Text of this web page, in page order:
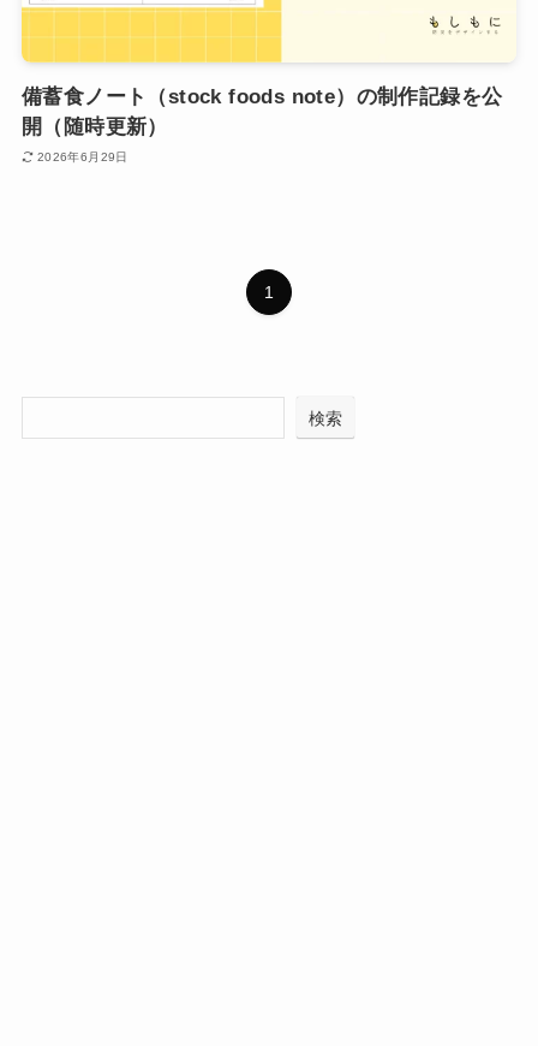
備蓄食ノート（stock foods note）の制作記録を公
開（随時更新）
2026年6月29日
1
検索